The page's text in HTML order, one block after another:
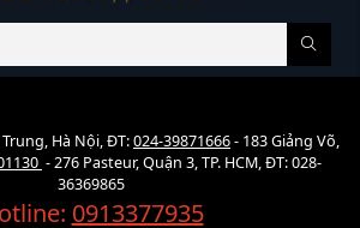
Hà Nội, ĐT:024-39871666- 183 Giảng Võ,
- 276 Pasteur, Quận 3, TP. HCM, ĐT: 028-
36369865
0913377935